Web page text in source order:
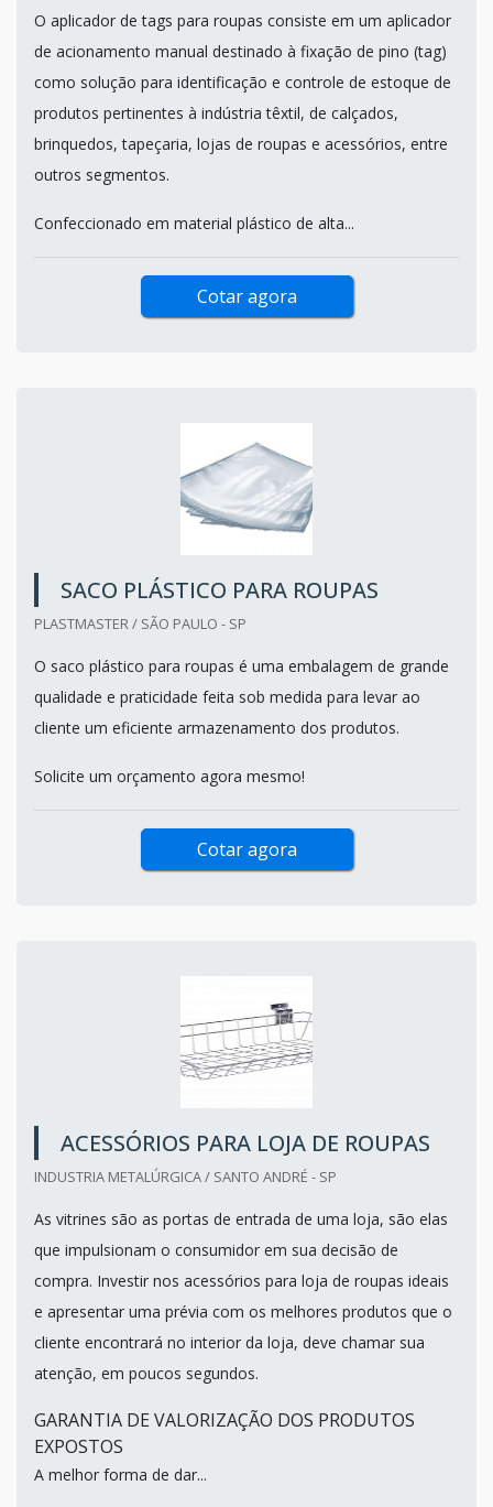
O aplicador de tags para roupas consiste em um aplicador
de acionamento manual destinado à fixação de pino (tag)
como solução para identificação e controle de estoque de
produtos pertinentes à indústria têxtil, de calçados,
brinquedos, tapeçaria, lojas de roupas e acessórios, entre
outros segmentos.
Confeccionado em material plástico de alta...
Cotar agora
SACO PLÁSTICO PARA ROUPAS
PLASTMASTER / SÃO PAULO - SP
O saco plástico para roupas é uma embalagem de grande
qualidade e praticidade feita sob medida para levar ao
cliente um eficiente armazenamento dos produtos.
Solicite um orçamento agora mesmo!
Cotar agora
ACESSÓRIOS PARA LOJA DE ROUPAS
INDUSTRIA METALÚRGICA / SANTO ANDRÉ - SP
As vitrines são as portas de entrada de uma loja, são elas
que impulsionam o consumidor em sua decisão de
compra. Investir nos acessórios para loja de roupas ideais
e apresentar uma prévia com os melhores produtos que o
cliente encontrará no interior da loja, deve chamar sua
atenção, em poucos segundos.
GARANTIA DE VALORIZAÇÃO DOS PRODUTOS
EXPOSTOS
A melhor forma de dar...